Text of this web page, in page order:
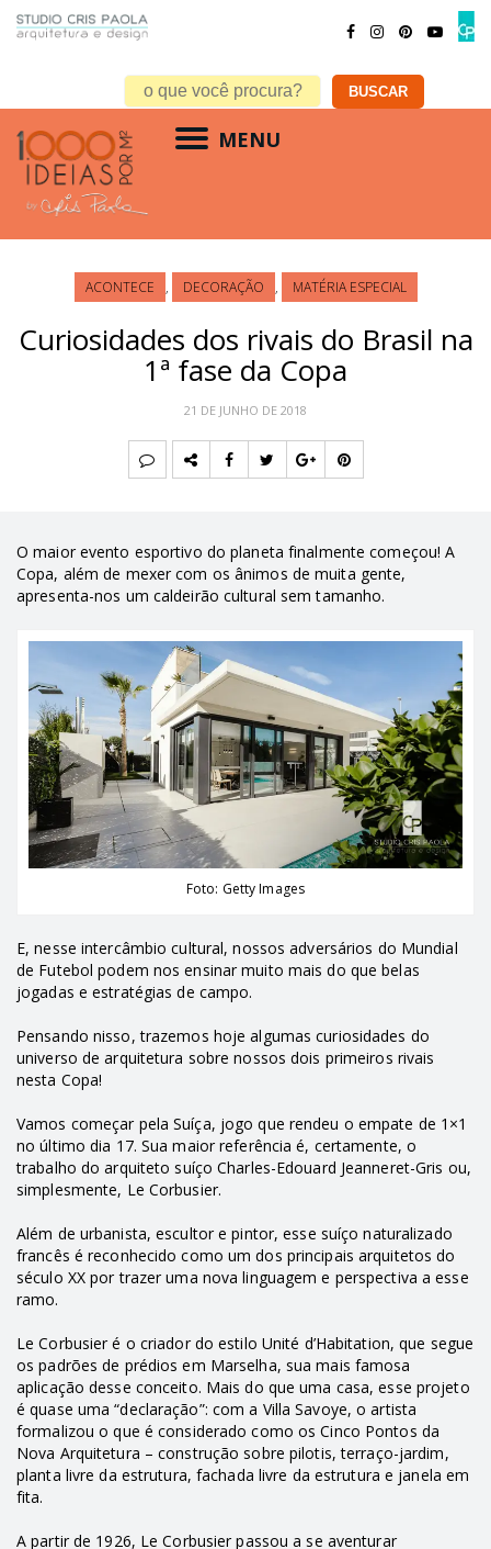
MENU
ACONTECE , DECORAÇÃO , MATÉRIA ESPECIAL
Curiosidades dos rivais do Brasil na
1ª fase da Copa
21 DE JUNHO DE 2018
O maior evento esportivo do planeta finalmente começou! A
Copa, além de mexer com os ânimos de muita gente,
apresenta-nos um caldeirão cultural sem tamanho.
Foto: Getty Images
E, nesse intercâmbio cultural, nossos adversários do Mundial
de Futebol podem nos ensinar muito mais do que belas
jogadas e estratégias de campo.
Pensando nisso, trazemos hoje algumas curiosidades do
universo de arquitetura sobre nossos dois primeiros rivais
nesta Copa!
Vamos começar pela Suíça, jogo que rendeu o empate de 1×1
no último dia 17. Sua maior referência é, certamente, o
trabalho do arquiteto suíçoCharles-Edouard Jeanneret-Gris ou,
simplesmente, Le Corbusier.
Além de urbanista, escultor e pintor, esse suíço naturalizado
francês é reconhecido como um dos principais arquitetos do
século XX por trazer uma nova linguagem e perspectiva a esse
ramo.
Le Corbusier é o criador do estilo Unité d’Habitation, que segue
os padrões de prédios em Marselha, sua mais famosa
aplicação desse conceito. Mais do que uma casa, esse projeto
é quase uma “declaração”: com a Villa Savoye, o artista
formalizou o que é considerado como os Cinco Pontos da
Nova Arquitetura – construção sobre pilotis, terraço-jardim,
planta livre da estrutura, fachada livre da estrutura e janela em
fita.
A partir de 1926, Le Corbusier passou a se aventurar